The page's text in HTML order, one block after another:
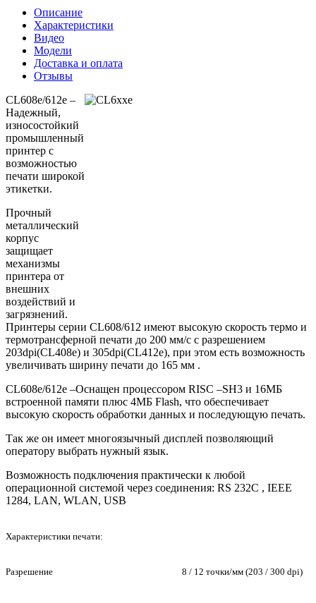
Описание
Характеристики
Видео
Модели
Доставка и оплата
Отзывы
CL608e/612e –
Надежный,
износостойкий
промышленный
принтер с
возможностью
печати широкой
этикетки.
Прочный
металлический
корпус
защищает
механизмы
принтера от
внешних
воздействий и
загрязнений.
Принтеры серии CL608/612 имеют высокую скорость термо и
термотрансферной печати до 200 мм/c с разрешением
203dpi(СL408e) и 305dpi(СL412e), при этом есть возможность
увеличивать ширину печати до 165 мм .
CL608e/612e –Оснащен процессором RISC –SH3 и 16МБ
встроенной памяти плюс 4МБ Flash, что обеспечивает
высокую скорость обработки данных и последующую печать.
Так же он имеет многоязычный дисплей позволяющий
оператору выбрать нужный язык.
Возможность подключения практически к любой
операционной системой через соединения: RS 232C , IEEE
1284, LAN, WLAN, USB
Характеристики печати:
Разрешение 8 / 12 точки/мм (203 / 300 dpi)